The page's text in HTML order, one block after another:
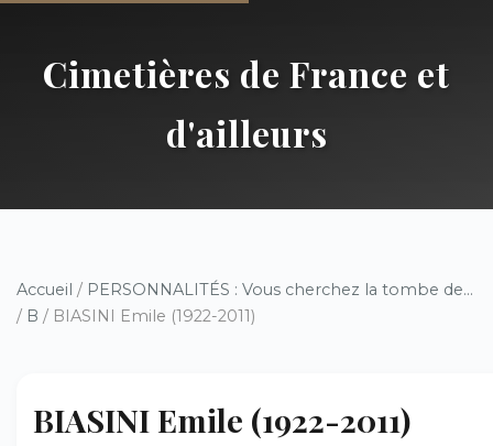
Cimetières de France et
d'ailleurs
Accueil / PERSONNALITÉS : Vous cherchez la tombe de...
/ B / BIASINI Emile (1922-2011)
BIASINI Emile (1922-2011)